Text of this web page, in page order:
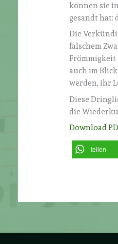
können sie
gesandt hat:
Die
falschem
Frömmigkeit
auch im
werden, ihr
Diese
die
Download
teilen